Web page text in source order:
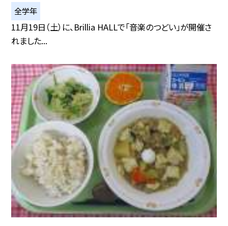
全学年
11月19日（土）に、Brillia HALLで「音楽のつどい」が開催さ
れました...